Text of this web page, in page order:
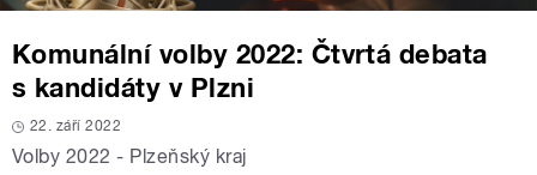
Komunální volby 2022: Čtvrtá debata
s kandidáty v Plzni
22. září 2022
Volby 2022 - Plzeňský kraj